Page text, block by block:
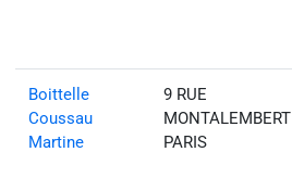
Boittelle
Coussau
Martine
9 RUE
MONTALEMBERT
PARIS